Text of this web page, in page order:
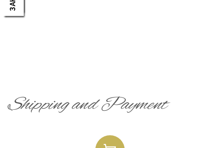
Shipping and Payment